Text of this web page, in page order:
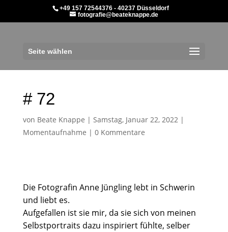
+49 157 72544376 - 40237 Düsseldorf
fotografie@beateknappe.de
Seite wählen
# 72
von Beate Knappe | Samstag, Januar 22, 2022|
Momentaufnahme | 0 Kommentare
Die Fotografin Anne Jünglinglebt in Schwerin
und liebt es.
Aufgefallen ist sie mir, da sie sich von meinen
Selbstportraits dazu inspiriert fühlte, selber